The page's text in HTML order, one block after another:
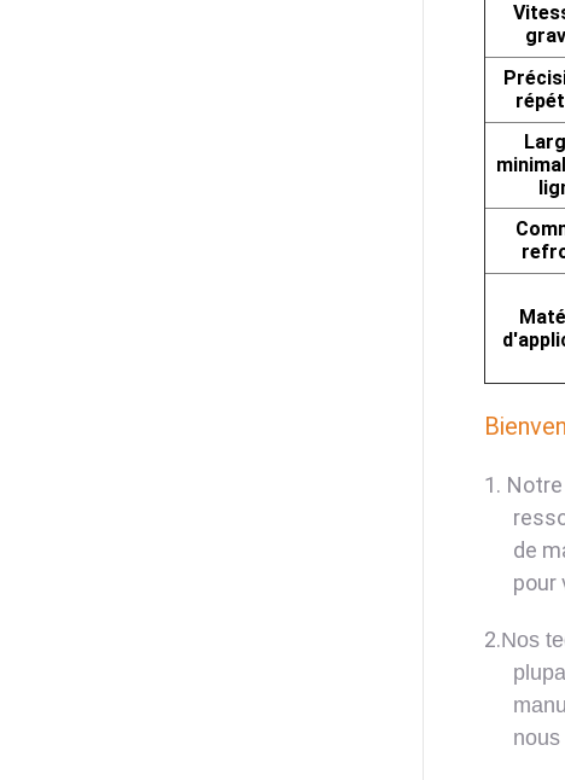
1.
de
pour
2.Nos